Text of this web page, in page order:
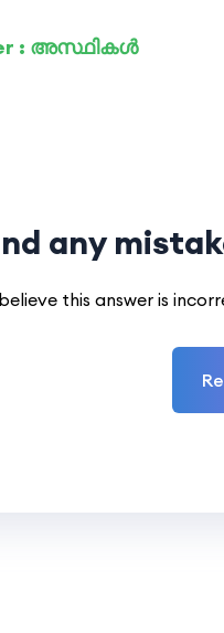
: അസ്ഥികൾ
any
this answer is